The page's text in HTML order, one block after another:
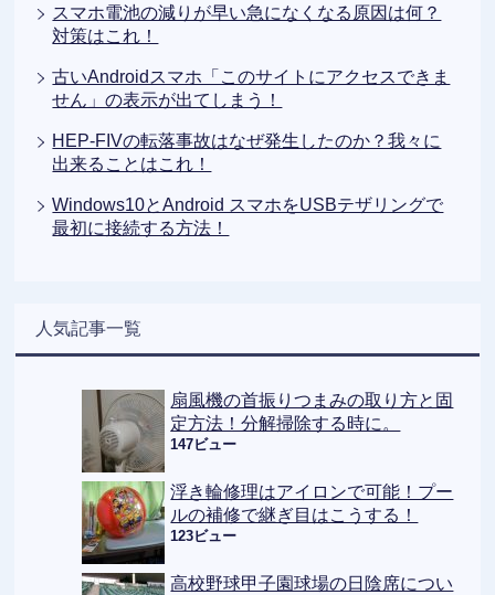
スマホ電池の減りが早い急になくなる原因は何？
対策はこれ！
古いAndroidスマホ「このサイトにアクセスできま
せん」の表示が出てしまう！
HEP-FIVの転落事故はなぜ発生したのか？我々に
出来ることはこれ！
Windows10とAndroid スマホをUSBテザリングで
最初に接続する方法！
人気記事一覧
扇風機の首振りつまみの取り方と固
定方法！分解掃除する時に。
147ビュー
浮き輪修理はアイロンで可能！プー
ルの補修で継ぎ目はこうする！
123ビュー
高校野球甲子園球場の日陰席につい